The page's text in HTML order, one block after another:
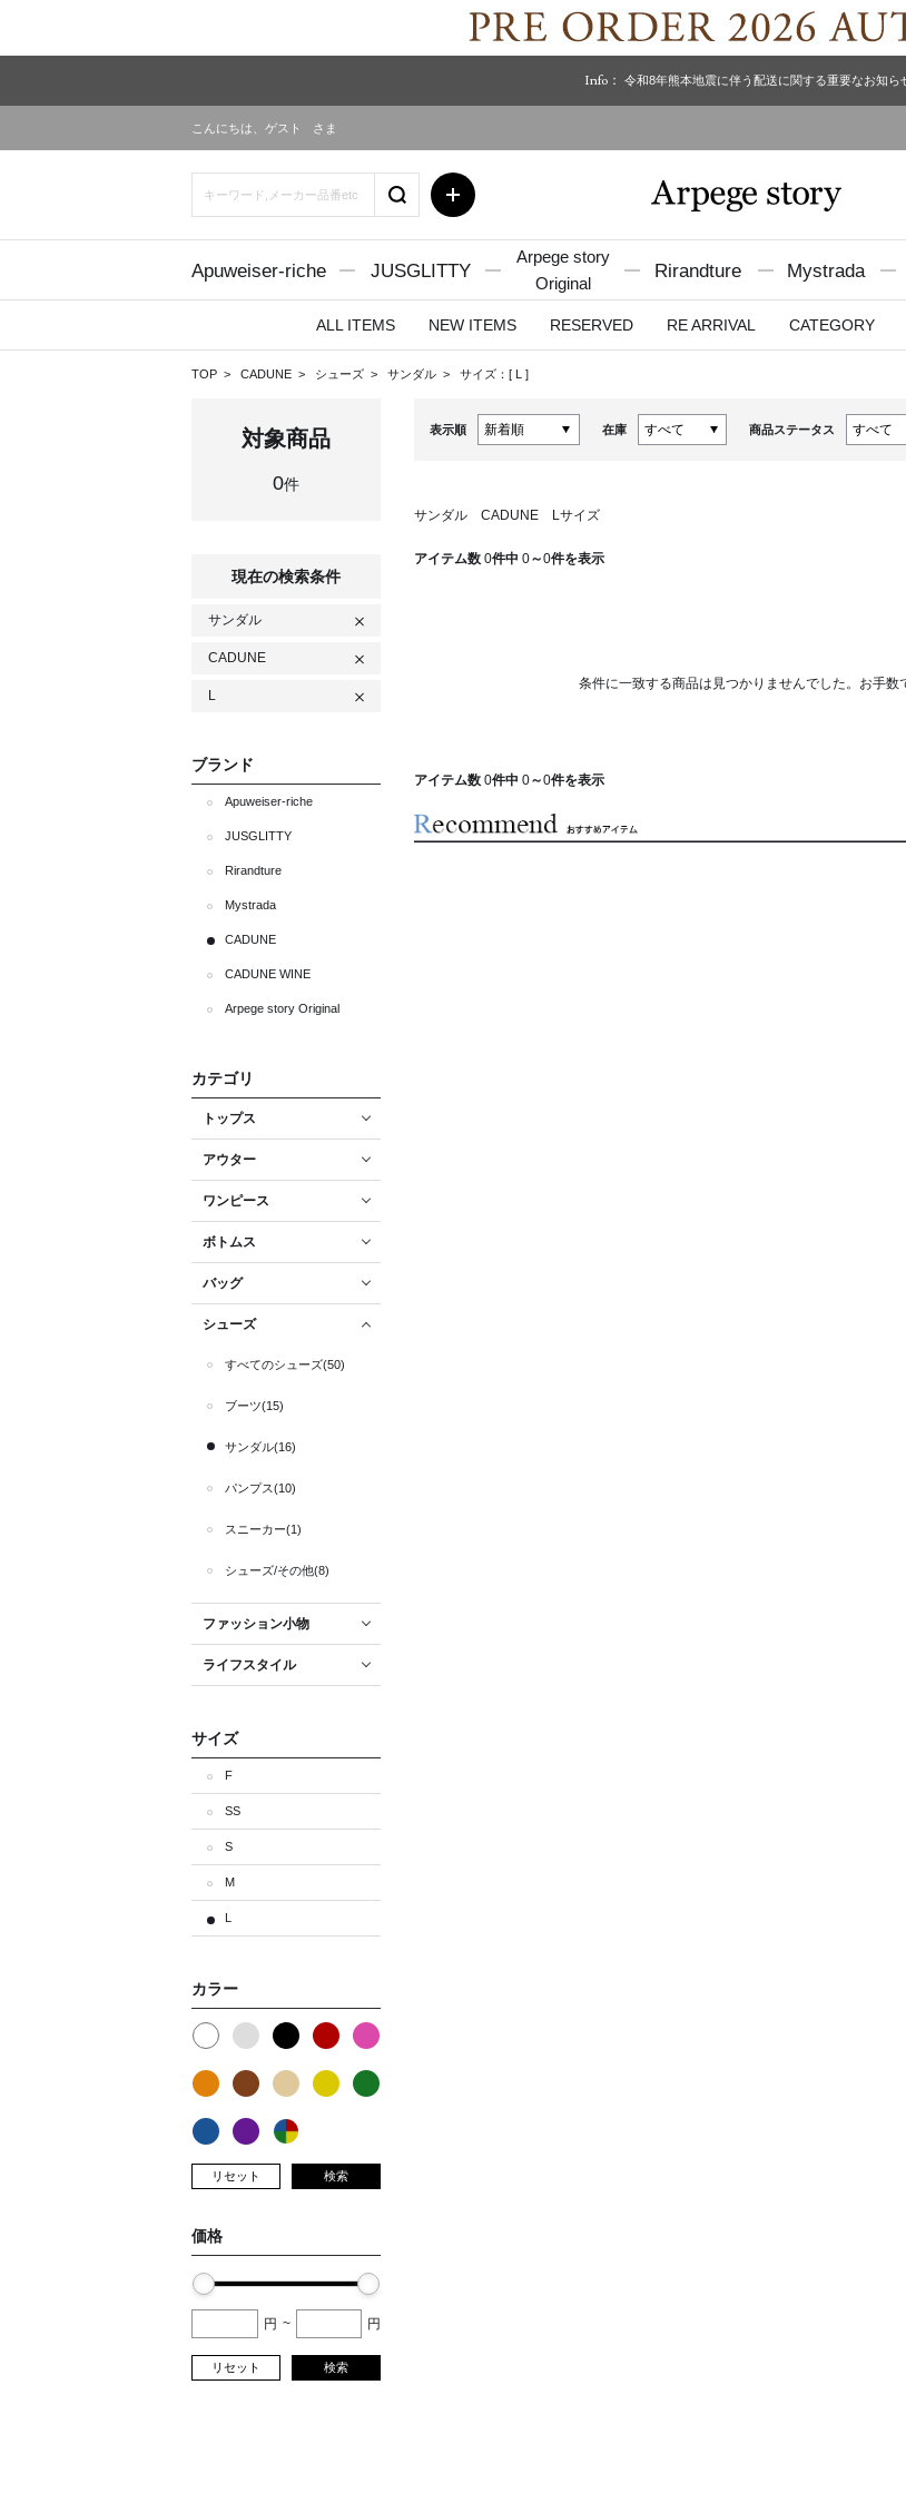
Info： 令和8年熊本地震に伴う配送に関する重要なお知ら
こんにちは、 ゲスト さま
Apuweiser-riche JUSGLITTY
Arpege story
Original
Rirandture Mystrada
ALL ITEMS NEW ITEMS RESERVED RE ARRIVAL CATEGORY
TOP CADUNE シューズ サンダル サイズ：[ L ]
対象商品
0件
現在の検索条件
サンダル
CADUNE
L
ブランド
Apuweiser-riche
JUSGLITTY
Rirandture
Mystrada
CADUNE
CADUNE WINE
Arpege story Original
カテゴリ
トップス
アウター
ワンピース
ボトムス
バッグ
シューズ
すべてのシューズ(50)
ブーツ(15)
サンダル(16)
パンプス(10)
スニーカー(1)
シューズ/その他(8)
ファッション小物
ライフスタイル
サイズ
F
SS
S
M
L
カラー
リセット 検索
価格
円 ~ 円
リセット 検索
表示順 在庫 商品ステータス
サンダル CADUNE Lサイズ
アイテム数 0件中 0～0件を表示
条件に一致する商品は見つかりませんでした。お手数
アイテム数 0件中 0～0件を表示